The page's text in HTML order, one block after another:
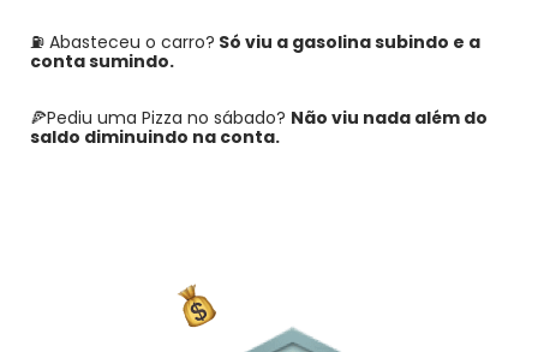
⛽ Abasteceu o carro? Só viu a gasolina subindo e a
conta sumindo.
🍕Pediu uma Pizza no sábado? Não viu nada além do
saldo diminuindo na conta.